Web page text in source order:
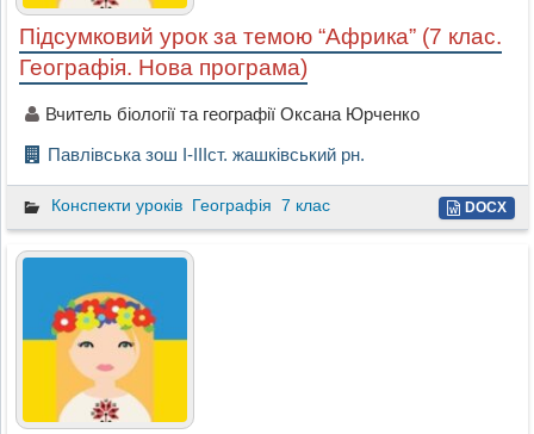
Підсумковий урок за темою “Африка” (7 клас.
Географія. Нова програма)
Вчитель біології та географії Оксана Юрченко
Павлівська зош І-ІІІст. жашківський рн.
Конспекти уроків Географія 7 клас DOCX